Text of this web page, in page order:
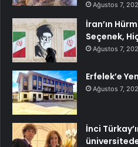
Ağustos 7,
İran’ın
Seçenek,
Ağustos 7,
Erfelek’e
Ağustos 7,
İnci